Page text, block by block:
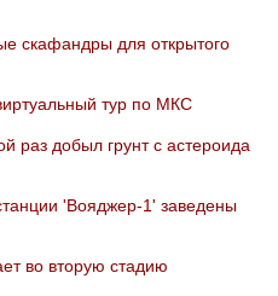
скафандры для открытого
тур по МКС
раз добыл грунт с астероида
'Вояджер-1' заведены
во вторую стадию